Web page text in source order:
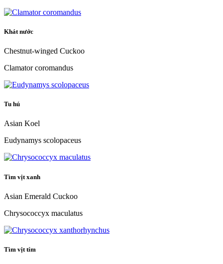
Khát nước
Chestnut-winged Cuckoo
Clamator coromandus
Tu hú
Asian Koel
Eudynamys scolopaceus
Tìm vịt xanh
Asian Emerald Cuckoo
Chrysococcyx maculatus
Tìm vịt tím